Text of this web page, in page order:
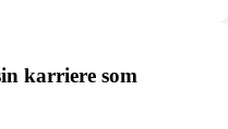
karriere som